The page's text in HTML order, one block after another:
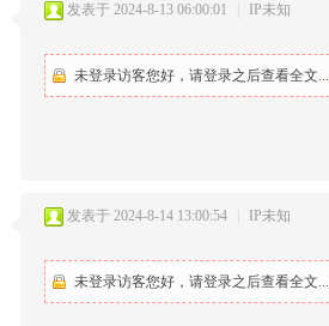
发表于 2024-8-13 06:00:01 IP未知
未登录访客您好，请登录之后查看全文...
发表于 2024-8-14 13:00:54 IP未知
未登录访客您好，请登录之后查看全文...